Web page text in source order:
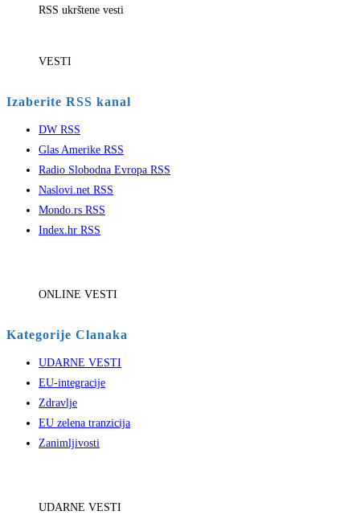
RSS ukrštene vesti
VESTI
Izaberite RSS kanal
DW RSS
Glas Amerike RSS
Radio Slobodna Evropa RSS
Naslovi.net RSS
Mondo.rs RSS
Index.hr RSS
ONLINE VESTI
Kategorije Clanaka
UDARNE VESTI
EU-integracije
Zdravlje
EU zelena tranzicija
Zanimljivosti
UDARNE VESTI